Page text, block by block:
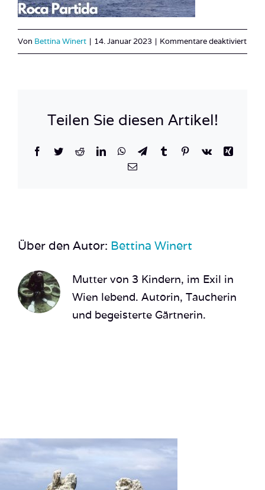
Von Bettina Winert | 14. Januar 2023 | Kommentare deaktiviertfür
Teilen Sie diesen Artikel!
Facebook
TwitterRedditLinkedInWhatsApp
TelegramTumblrPinterest
Vk
Xing
E-
Über den Autor: Bettina Winert
Mutter von 3 Kindern, im Exil in
Wien lebend. Autorin, Taucherin
und begeisterte Gärtnerin.